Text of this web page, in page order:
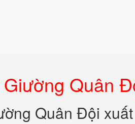
Quân
Quân Đội